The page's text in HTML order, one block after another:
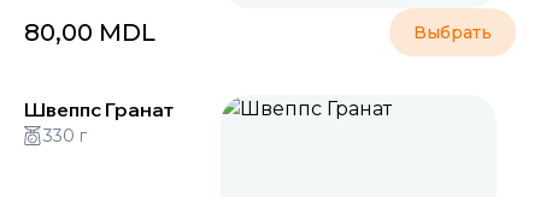
80,00 MDL Выбрать
Швеппс Гранат
330 г